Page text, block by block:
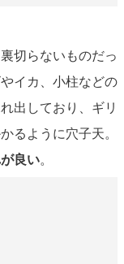
切らないものだっ
イカ、小柱などの
出しており、ギリ
るように穴子天。
良い。